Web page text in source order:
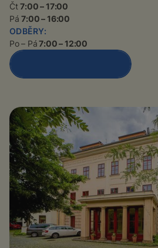
Čt7:00 – 17:00
Pá7:00 – 16:00
ODBĚRY:
Po – Pá7:00 – 12:00